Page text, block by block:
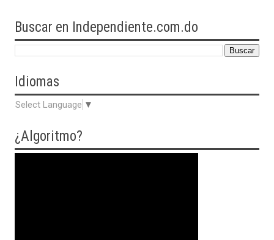
Buscar en Independiente.com.do
Idiomas
Select Language ▼
¿Algoritmo?